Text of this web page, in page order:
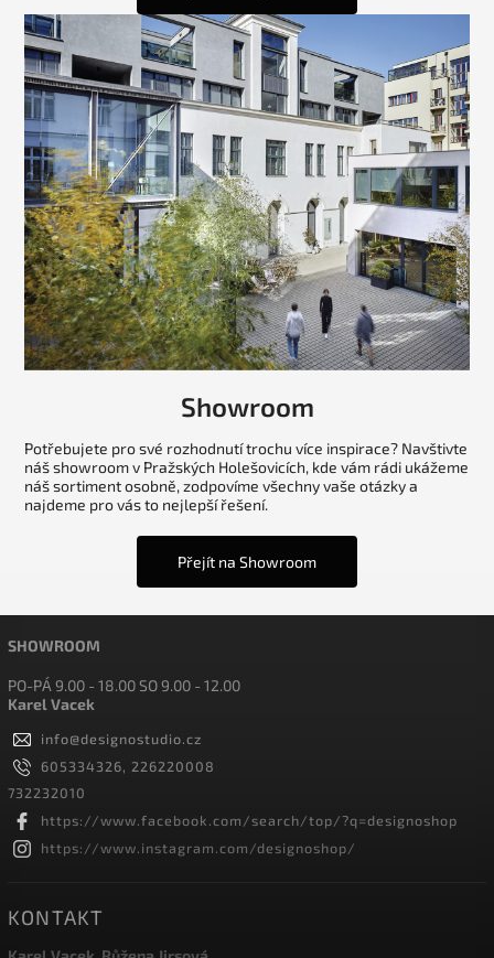
Showroom
Potřebujete pro své rozhodnutí trochu více inspirace? Navštivte
náš showroom v Pražských Holešovicích, kde vám rádi ukážeme
náš sortiment osobně, zodpovíme všechny vaše otázky a
najdeme pro vás to nejlepší řešení.
Přejít na Showroom
SHOWROOM
PO-PÁ 9.00 - 18.00 SO 9.00 - 12.00
Karel Vacek
info@designostudio.cz
605334326, 226220008
732232010
https://www.facebook.com/search/top/?q=designoshop
https://www.instagram.com/designoshop/
KONTAKT